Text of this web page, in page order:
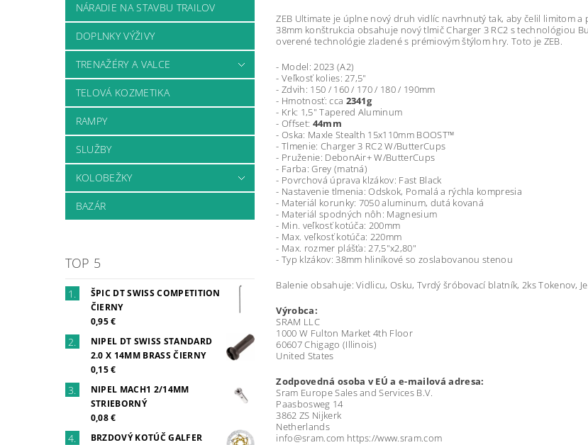
NÁRADIE NA STAVBU TRAILOV
DOPLNKY VÝŽIVY
TRENAŽÉRY A VALCE
TELOVÁ KOZMETIKA
RAMPY
SLUŽBY
KOLOBEŽKY
BAZÁR
TOP 5
ŠPIC DT SWISS COMPETITION
ČIERNY
0,95 €
NIPEL DT SWISS STANDARD
2.0 X 14MM BRASS ČIERNY
0,15 €
NIPEL MACH1 2/14MM
STRIEBORNÝ
0,08 €
BRZDOVÝ KOTÚČ GALFER
ZEB Ultimate je úplne nový druh vidlíc navrhnutý tak, aby čelil limitom
38mm konštrukcia obsahuje nový tlmič Charger 3 RC2 s technológiou
overené technológie zladené s prémiovým štýlom hry. Toto je ZEB.
- Model: 2023 (A2)
- Veľkosť kolies: 27,5"
- Zdvih: 150 / 160 / 170 / 180 / 190mm
- Hmotnosť: cca 2341g
- Krk: 1,5" Tapered Aluminum
- Offset: 44mm
- Oska: Maxle Stealth 15x110mm BOOST™
- Tlmenie: Charger 3 RC2 W/ButterCups
- Pruženie: DebonAir+ W/ButterCups
- Farba: Grey (matná)
- Povrchová úprava klzákov: Fast Black
- Nastavenie tlmenia: Odskok, Pomalá a rýchla kompresia
- Materiál korunky: 7050 aluminum, dutá kovaná
- Materiál spodných nôh: Magnesium
- Min. veľkosť kotúča: 200mm
- Max. veľkosť kotúča: 220mm
- Max. rozmer plášťa: 27,5"x2,80"
- Typ klzákov: 38mm hliníkové so zoslabovanou stenou
Balenie obsahuje: Vidlicu, Osku, Tvrdý šróbovací blatník, 2ks Tokenov,
Výrobca:
SRAM LLC
1000 W Fulton Market 4th Floor
60607 Chigago (Illinois)
United States
Zodpovedná osoba v EÚ a e-mailová adresa:
Sram Europe Sales and Services B.V.
Paasbosweg 14
3862 ZS Nijkerk
Netherlands
info@sram.com https://www.sram.com